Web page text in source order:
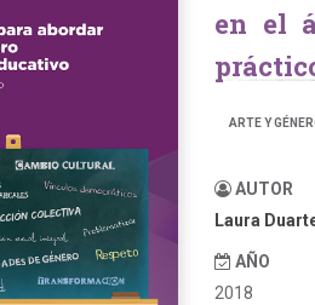
en el
ARTE Y
AUTOR
Laura
AÑO
2018